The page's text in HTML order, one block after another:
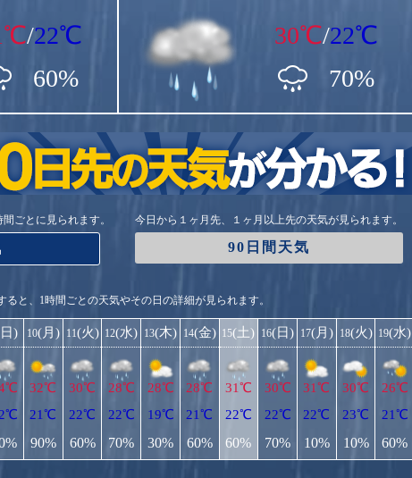
/22℃
60%
30℃/22℃
70%
ごとに見られます。 今日から１ヶ月先、１ヶ月以上先の天気が見られます。
90日間天気
ると、1時間ごとの天気やその日の詳細が見られます。
) 10(月)
32℃
21℃
90%
11(火)
30℃
22℃
60%
12(水)
28℃
22℃
70%
13(木)
28℃
19℃
30%
14(金)
28℃
21℃
60%
15(土)
31℃
22℃
60%
16(日)
30℃
22℃
70%
17(月)
31℃
22℃
10%
18(火)
30℃
23℃
10%
19(水)
26℃
21℃
60%